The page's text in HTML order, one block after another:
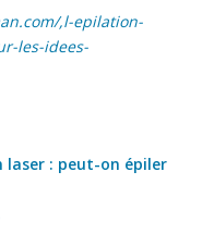
,l-epilation-
les-idees-
: peut-on épiler